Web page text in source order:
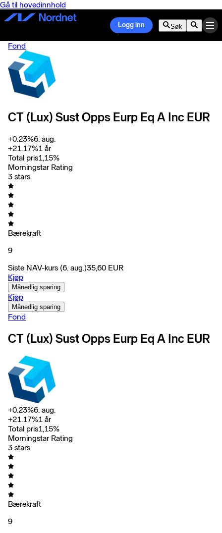
Gå til hovedinnhold
Logg inn Søk
Fond
CT (Lux) Sust Opps Eurp Eq A Inc EUR
+0.23%6. aug.
+21.17%1 år
Total pris1,15%
Morningstar Rating
3 stars
Bærekraft
9
Siste NAV-kurs (6. aug.)35,60 EUR
Kjøp
Månedlig sparing
Kjøp
Månedlig sparing
Fond
CT (Lux) Sust Opps Eurp Eq A Inc EUR
+0.23%6. aug.
+21.17%1 år
Total pris1,15%
Morningstar Rating
3 stars
Bærekraft
9